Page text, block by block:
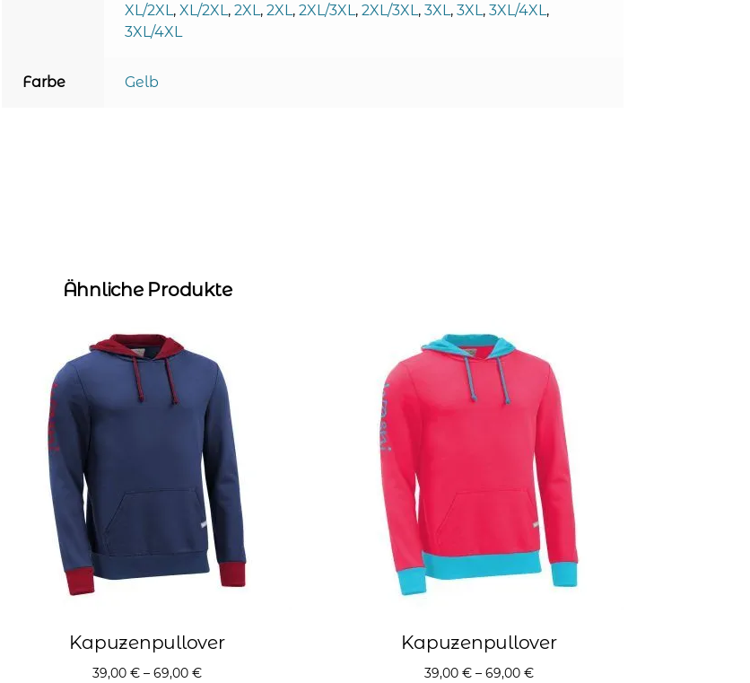
XL/2XL, XL/2XL, 2XL, 2XL, 2XL/3XL, 2XL/3XL, 3XL, 3XL, 3XL/4XL,
3XL/4XL
Farbe Gelb
Ähnliche Produkte
Kapuzenpullover
39,00 €– 69,00 €
Kapuzenpullover
39,00€ –69,00€